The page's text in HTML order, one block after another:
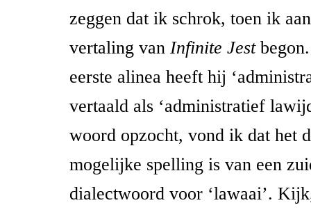
zeggen dat ik schrok, toen ik
vertaling van Infinite Jest
eerste alinea heeft hij
vertaald als ‘administratief
woord opzocht, vond ik dat het
mogelijke spelling is van een
dialectwoord voor ‘lawaai’.